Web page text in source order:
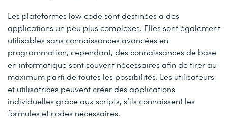
Les plateformes low code sont destinées à des
applications un peu plus complexes. Elles sont également
utilisables sans connaissances avancées en
programmation, cependant, des connaissances de base
en informatique sont souvent nécessaires afin de tirer au
maximum parti de toutes les possibilités. Les utilisateurs
et utilisatrices peuvent créer des applications
individuelles grâce aux scripts, s’ils connaissent les
formules et codes nécessaires.